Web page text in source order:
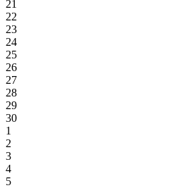
21
22
23
24
25
26
27
28
29
30
1
2
3
4
5